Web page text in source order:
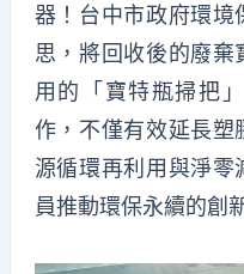
器！台中市政府環境
思，將回收後的廢
用的「寶特瓶掃把
作，不僅有效延長塑
源循環再利用與淨零
員推動環保永續的創